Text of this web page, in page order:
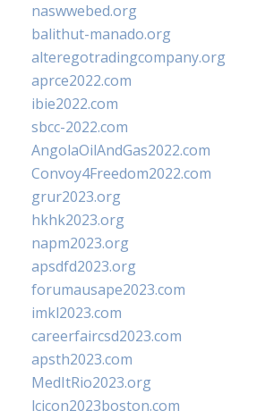
naswwebed.org
balithut-manado.org
alteregotradingcompany.org
aprce2022.com
ibie2022.com
sbcc-2022.com
AngolaOilAndGas2022.com
Convoy4Freedom2022.com
grur2023.org
hkhk2023.org
napm2023.org
apsdfd2023.org
forumausape2023.com
imkl2023.com
careerfaircsd2023.com
apsth2023.com
MedItRio2023.org
lcicon2023boston.com